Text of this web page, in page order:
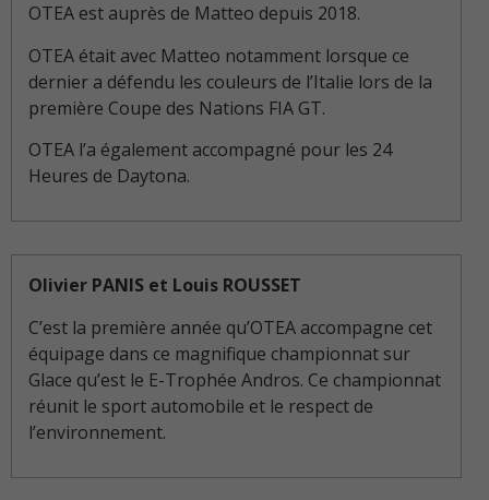
OTEA est auprès de Matteo depuis 2018.
OTEA était avec Matteo notamment lorsque ce
dernier a défendu les couleurs de l’Italie lors de la
première Coupe des Nations FIA GT.
OTEA l’a également accompagné pour les 24
Heures de Daytona.
Olivier PANIS et Louis ROUSSET
C’est la première année qu’OTEA accompagne cet
équipage dans ce magnifique championnat sur
Glace qu’est le E-Trophée Andros. Ce championnat
réunit le sport automobile et le respect de
l’environnement.